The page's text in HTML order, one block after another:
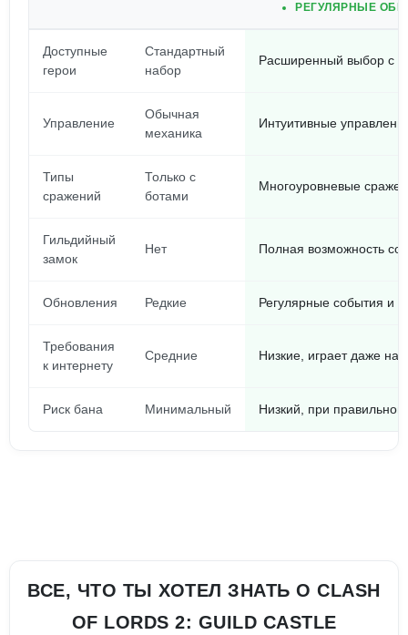
РЕГУЛЯРНЫЕ
Доступные
герои
Стандартный
набор
Расширенный выбор с
Управление
Обычная
механика
Интуитивные
Типы
сражений
Только с
ботами
Многоуровневые
Гильдийный
замок
Нет Полная возможность
Обновления Редкие Регулярные события и
Требования
к интернету
Средние Низкие, играет даже на
Риск бана Минимальный Низкий, при
ВСЕ, ЧТО ТЫ ХОТЕЛ ЗНАТЬ О CLASH
OF LORDS 2: GUILD CASTLE